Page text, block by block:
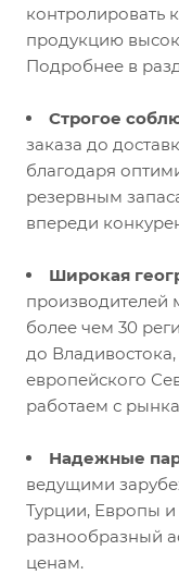
контролировать
продукцию
Подробнее в
Строгое
заказа до
благодаря
резервным
впереди
Широкая
производителей
более чем 30
до
европейского
работаем с
Надежные
ведущими
Турции, Европы и
разнообразный
ценам.